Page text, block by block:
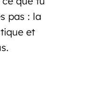
pas : la
et